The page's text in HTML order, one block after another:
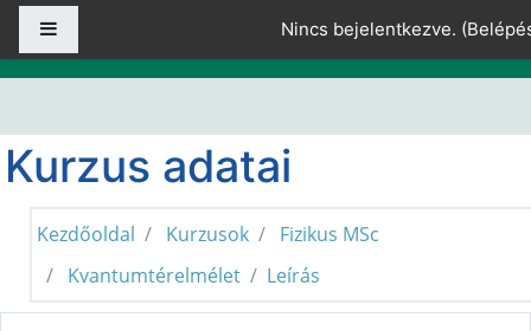
Tovább a fő tartalomhoz
Nincs bejelentkezve. (
Kurzus adatai
Kezdőoldal Kurzusok
Fizikus MSc
Kvantumtérelmélet
Leírás